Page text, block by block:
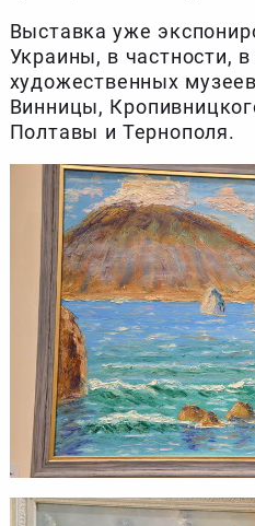
Выставка уже
Украины, в частности,
художественных
Винницы,
Полтавы и Тернополя.